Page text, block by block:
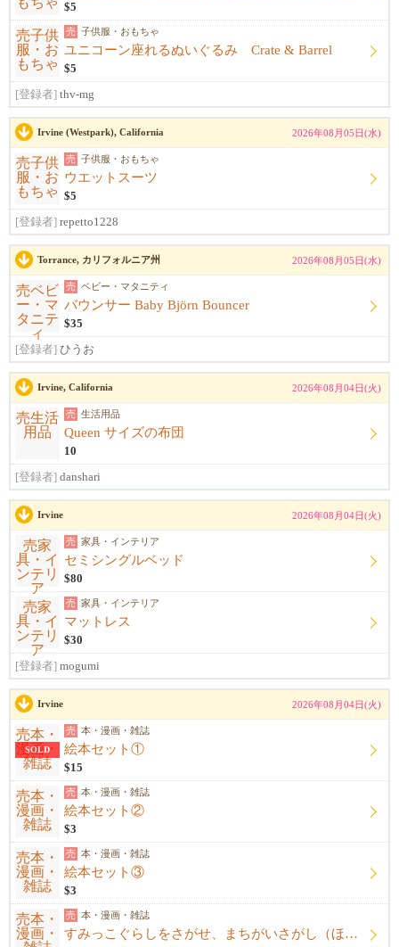
$5
売 子供服・おもちゃ
ユニコーン座れるぬいぐるみ Crate & Barrel
$5
[登録者] thv-mg
Irvine (Westpark), California 2026年08月05日(水)
売 子供服・おもちゃ
ウエットスーツ
$5
[登録者] repetto1228
Torrance, カリフォルニア州 2026年08月05日(水)
売 ベビー・マタニティ
バウンサー Baby Björn Bouncer
$35
[登録者] ひうお
Irvine, California 2026年08月04日(火)
売 生活用品
Queen サイズの布団
10
[登録者] danshari
Irvine 2026年08月04日(火)
売 家具・インテリア
セミシングルベッド
$80
売 家具・インテリア
マットレス
$30
[登録者] mogumi
Irvine 2026年08月04日(火)
SOLD
売 本・漫画・雑誌
絵本セット①
$15
売 本・漫画・雑誌
絵本セット②
$3
売 本・漫画・雑誌
絵本セット③
$3
売 本・漫画・雑誌
すみっこぐらしをさがせ、まちがいさがし（ほぼ新品未使用）